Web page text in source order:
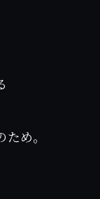
め。